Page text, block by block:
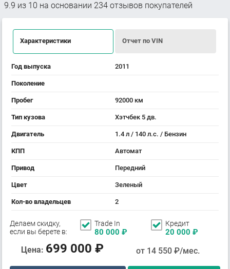
9.9 из 10 на основании 234 отзывов покупателей
Характеристики Отчет по VIN
Год выпуска 2011
Поколение
Пробег 92000 км
Тип кузова Хэтчбек 5 дв.
Двигатель 1.4 л / 140 л.с. / Бензин
КПП Автомат
Привод Передний
Цвет Зеленый
Кол-во владельцев 2
Делаем скидку,
если вы берете в:
Trade In
80 000 ₽
Кредит
20 000 ₽
Цена: 699 000 ₽ от 14 550₽/мес.